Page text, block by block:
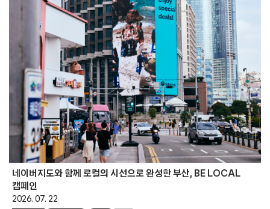
네이버지도와 함께 로컬의 시선으로 완성한 부산, BE LOCAL
캠페인
2026. 07. 22